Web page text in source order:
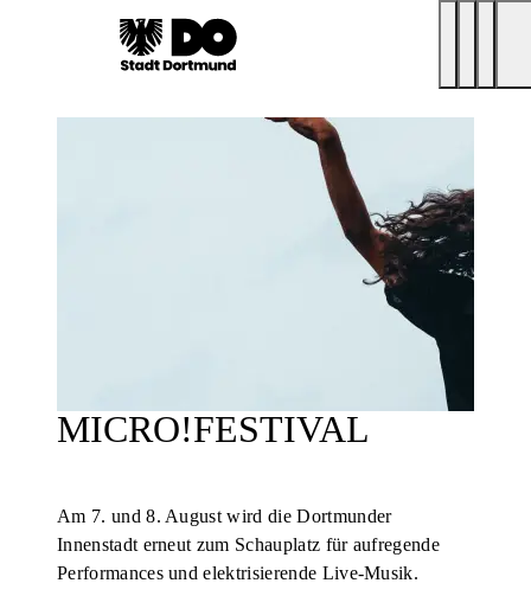
MICRO!FESTIVAL
Am 7. und 8. August wird die Dortmunder
Innenstadt erneut zum Schauplatz für aufregende
Performances und elektrisierende Live-Musik.